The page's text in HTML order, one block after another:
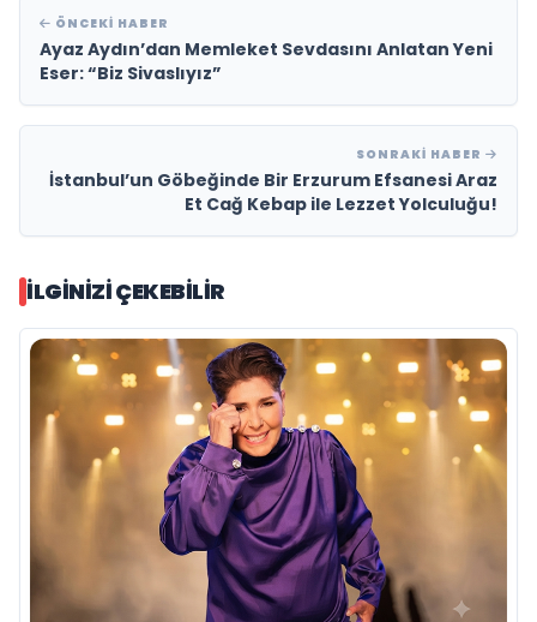
ÖNCEKI HABER
Ayaz Aydın’dan Memleket Sevdasını Anlatan Yeni
Eser: “Biz Sivaslıyız”
SONRAKI HABER
İstanbul’un Göbeğinde Bir Erzurum Efsanesi Araz
Et Cağ Kebap ile Lezzet Yolculuğu!
İLGINIZI ÇEKEBILIR